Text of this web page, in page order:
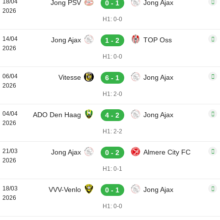
18/04
2026
Jong PSV 0 - 1 Jong Ajax
H1: 0-0
14/04
2026
Jong Ajax 1 - 2 TOP Oss
H1: 0-0
06/04
2026
Vitesse 6 - 1 Jong Ajax
H1: 2-0
04/04
2026
ADO Den Haag 4 - 2 Jong Ajax
H1: 2-2
21/03
2026
Jong Ajax 0 - 2 Almere City FC
H1: 0-1
18/03
2026
VVV-Venlo 0 - 1 Jong Ajax
H1: 0-0